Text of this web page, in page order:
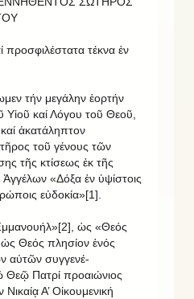
προσφιλέστατα τέκνα ἐν
τήν μεγάλην ἑορτήν
καί Λόγου τοῦ Θεοῦ,
ἀκατάληπτον
τοῦ γένους τῶν
τῆς κτίσεως ἐκ τῆς
«Δόξα ἐν ὑψίστοις
εὐδοκία»[1].
ὡς «Θεός
Θεός πλησίον ἑνός
αὐτῶν συγγενέ-
Πατρί προαιώνιος
Α’ Οἰκουμενική